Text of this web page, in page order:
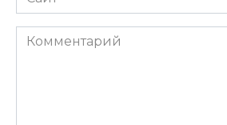
Комментарий